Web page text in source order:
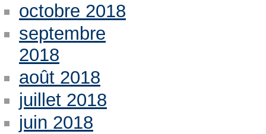
octobre 2018
septembre
2018
août 2018
juillet 2018
juin 2018